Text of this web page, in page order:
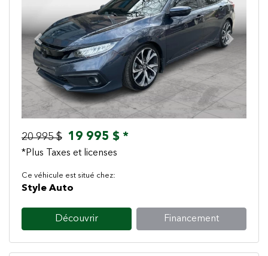
Previous Next
20 995 $ 19 995 $ *
*Plus Taxes et licenses
Ce véhicule est situé chez:
Style Auto
Découvrir Financement